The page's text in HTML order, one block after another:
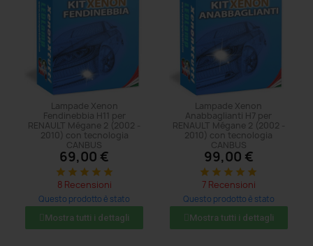
Lampade Xenon
Fendinebbia H11 per
RENAULT Mégane 2 (2002 -
2010) con tecnologia
CANBUS
69,00 €
star star star star star
8 Recensioni
Questo prodotto è stato
acquistato: 5 volte
Mostra tutti i dettagli
Lampade Xenon
Anabbaglianti H7 per
RENAULT Mégane 2 (2002 -
2010) con tecnologia
CANBUS
99,00 €
star star star star star
7 Recensioni
Questo prodotto è stato
acquistato: 5 volte
Mostra tutti i dettagli